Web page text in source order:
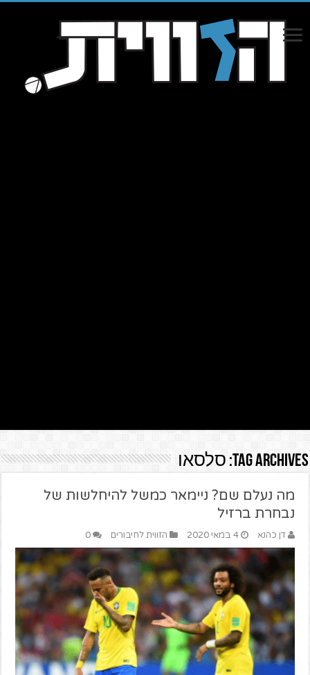
Tag Archives: סלסאו
מה נעלם שם? ניימאר כמשל להיחלשות של
נבחרת ברזיל
דן כהנא 4 במאי 2020 הזווית לחיבורים 0